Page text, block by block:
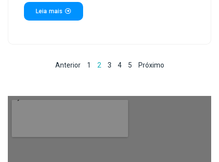
Leia mais
Anterior 1 2 3 4 5 Próximo